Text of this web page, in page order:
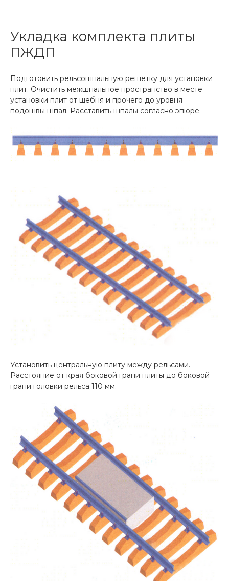
Укладка комплекта плиты
ПЖДП
Подготовить рельсошпальную решетку для установки
плит. Очистить межшпальное пространство в месте
установки плит от щебня и прочего до уровня
подошвы шпал. Расставить шпалы согласно эпюре.
Установить центральную плиту между рельсами.
Расстояние от края боковой грани плиты до боковой
грани головки рельса 110 мм.